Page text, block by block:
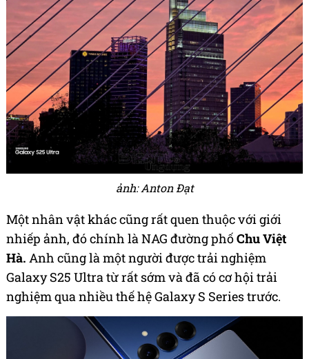
ảnh: Anton Đạt
Một nhân vật khác cũng rất quen thuộc với giới
nhiếp ảnh, đó chính là NAG đường phốChu Việt
Hà. Anh cũng là một người được trải nghiệm
Galaxy S25 Ultra từ rất sớm và đã có cơ hội trải
nghiệm qua nhiều thế hệ Galaxy S Series trước.